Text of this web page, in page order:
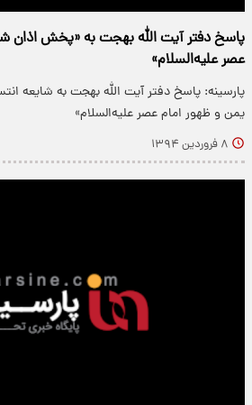
پاسخ دفتر آیت الله بهجت به «پخش اذان
عصر علیه‌السلام»
پارسینه: پاسخ دفتر آیت الله بهجت به شایعه
یمن و ظهور امام عصر علیه‌السلام»
۸ فروردین ۱۳۹۴